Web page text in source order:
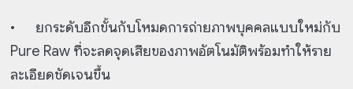
•
ยกระดับอีกขั้นกับโหมดการถ่ายภาพบุคคลแบบใหม่กับ
Pure Raw ที่จะลดจุดเสียของภาพอัตโนมัติพร้อมทำให้ราย
ละเอียดชัดเจนขึ้น